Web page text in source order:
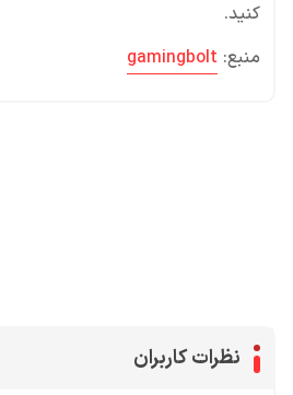
کنید.
منبع: gamingbolt
نظرات کاربران